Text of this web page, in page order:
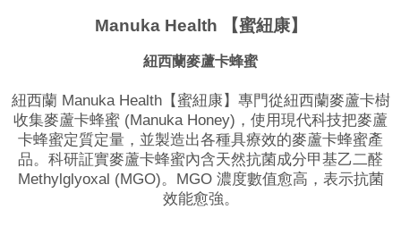
Manuka Health 【蜜紐康】
紐西蘭麥蘆卡蜂蜜
紐西蘭 Manuka Health【蜜紐康】專門從紐西蘭麥蘆卡樹
收集麥蘆卡蜂蜜 (Manuka Honey)，使用現代科技把麥蘆
卡蜂蜜定質定量，並製造出各種具療效的麥蘆卡蜂蜜產
品。科研証實麥蘆卡蜂蜜內含天然抗菌成分甲基乙二醛
Methylglyoxal (MGO)。MGO 濃度數值愈高，表示抗菌
效能愈強。